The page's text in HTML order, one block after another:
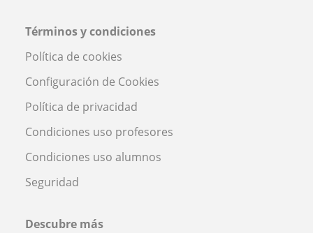
Términos y condiciones
Política de cookies
Configuración de Cookies
Política de privacidad
Condiciones uso profesores
Condiciones uso alumnos
Seguridad
Descubre más